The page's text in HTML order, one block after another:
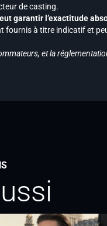
de casting.
garantir l’exactitude
fournis à titre indicatif et
et la